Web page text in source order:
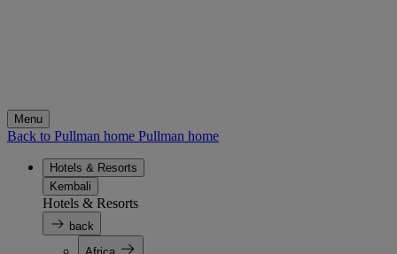
Menu
Back to Pullman home Pullman home
Hotels & Resorts
Kembali
Hotels & Resorts
back